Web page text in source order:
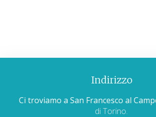
Indirizzo
Ci troviamo a San Francesco al
di Torino.